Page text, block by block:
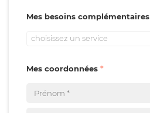
Mes besoins complémentaires
choisissez un service
Mes coordonnées